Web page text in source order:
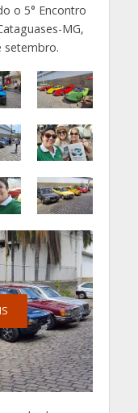
o 5° Encontro
MG,
setembro.